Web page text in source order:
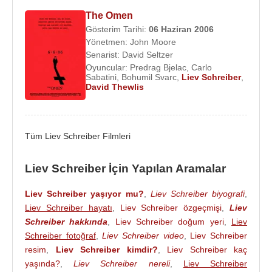
beraber rol aldı. Ayrıca bu filmin video oyunu da
yapıldı ve yine Victor Creed – Sabretooth rolüyle
karşımıza çıktı. Özgür Woodstock, Repo Men, Every
Day, Ajan Salt gibi yapımlarda da yer alan oyuncu,
2012 yılında çıkan Mental ile Zoraki Radikal
filmlerinin de başrollerindeydi.
A Perfect Man, Şah Mat filmlerinde oynadı ve Ray
48 bölüm boyunca Ray Donovan’ın kendisini
Aynı zamanda2015yılında 2 Oscar kazanan
Spotlight filminde deMark Ruffalo,Michael
KeatonveRachel McAdamsgibi oyuncularla
kamera karşısına geçen Liev Schreiber,2016
yılında “The 5th Wave/ 5. Dalga” filminde Albay
The Omen
Gösterim Tarihi: 06 Haziran 2006
Yönetmen: John Moore
Senarist: David Seltzer
Oyuncular: Predrag Bjelac, Carlo
Sabatini, Bohumil Svarc, Liev Schreiber,
David Thewlis
Tüm Liev Schreiber Filmleri
Liev Schreiber İçin Yapılan Aramalar
Liev Schreiber yaşıyor mu? Liev Schreiber biyografi,
Liev Schreiber hayatı
Liev Schreiber özgeçmişi ,Liev
Schreiber hakkında
Liev Schreiber doğum yeri, Liev
Schreiber fotoğraf,Liev Schreiber video, Liev Schreiber
resim
Liev Schreiber kimdir?
Liev Schreiber kaç
yaşında? ,Liev Schreiber nereli, Liev Schreiber